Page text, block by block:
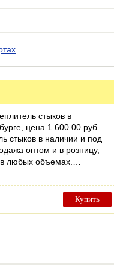
стыков в
цена 1 600.00 руб.
стыков в наличии и под
оптом и в розницу,
в любых объемах.…
Купить